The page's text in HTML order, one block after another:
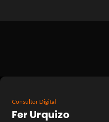
Consultor Digital
Fer Urquizo